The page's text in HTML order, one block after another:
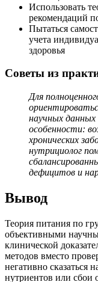
Использовать
рекомендаций
Пытаться
учета
здоровья
Советы из
Для
научных
особенности:
хронических
нутрициолог
дефицитов и
Вывод
Теория питания по
объективными
клинической
методов вместо
негативно сказаться
нутриентов или сбои